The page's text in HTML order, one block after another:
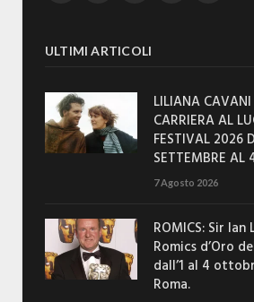
ULTIMI ARTICOLI
LILIANA
CARRIERA AL
FESTIVAL 2026
SETTEMBRE AL
7 Agosto 2026
ROMICS: Sir
Romics d’Oro
dall’1 al 4
Roma.